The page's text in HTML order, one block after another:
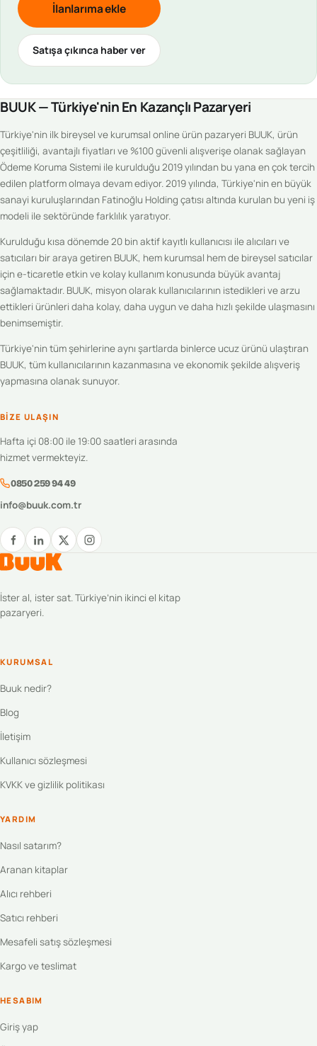
İlanlarıma ekle
Satışa çıkınca haber ver
BUUK — Türkiye'nin En Kazançlı Pazaryeri
Türkiye'nin ilk bireysel ve kurumsal online ürün pazaryeri BUUK, ürün
çeşitliliği, avantajlı fiyatları ve %100 güvenli alışverişe olanak sağlayan
Ödeme Koruma Sistemi ile kurulduğu 2019 yılından bu yana en çok tercih
edilen platform olmaya devam ediyor. 2019 yılında, Türkiye'nin en büyük
sanayi kuruluşlarından Fatinoğlu Holding çatısı altında kurulan bu yeni iş
modeli ile sektöründe farklılık yaratıyor.
Kurulduğu kısa dönemde 20 bin aktif kayıtlı kullanıcısı ile alıcıları ve
satıcıları bir araya getiren BUUK, hem kurumsal hem de bireysel satıcılar
için e-ticaretle etkin ve kolay kullanım konusunda büyük avantaj
sağlamaktadır. BUUK, misyon olarak kullanıcılarının istedikleri ve arzu
ettikleri ürünleri daha kolay, daha uygun ve daha hızlı şekilde ulaşmasını
benimsemiştir.
Türkiye'nin tüm şehirlerine aynı şartlarda binlerce ucuz ürünü ulaştıran
BUUK, tüm kullanıcılarının kazanmasına ve ekonomik şekilde alışveriş
yapmasına olanak sunuyor.
BIZE ULAŞIN
Hafta içi 08:00 ile 19:00 saatleri arasında
hizmet vermekteyiz.
0850 259 94 49
info@buuk.com.tr
İster al, ister sat. Türkiye’nin ikinci el kitap
pazaryeri.
KURUMSAL
Buuk nedir?
Blog
İletişim
Kullanıcı sözleşmesi
KVKK ve gizlilik politikası
YARDIM
Nasıl satarım?
Aranan kitaplar
Alıcı rehberi
Satıcı rehberi
Mesafeli satış sözleşmesi
Kargo ve teslimat
HESABIM
Giriş yap